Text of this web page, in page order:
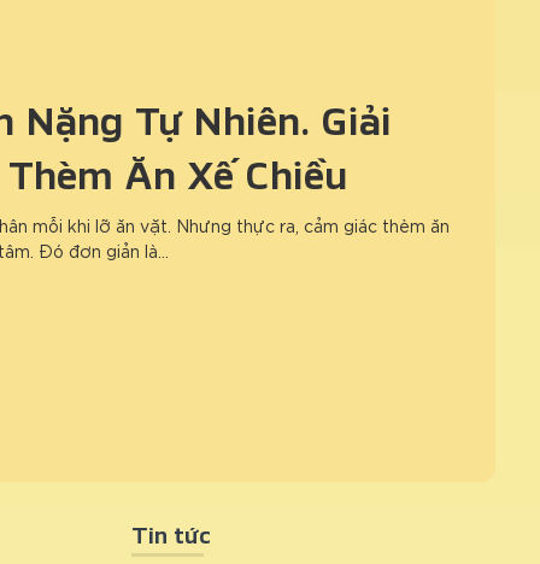
Nặng Tự Nhiên: Giải
Ăn Xế Chiều
mỗi khi lỡ ăn vặt. Nhưng thực ra, cảm giác thèm ăn
Đó đơn giản là…
Tin tức